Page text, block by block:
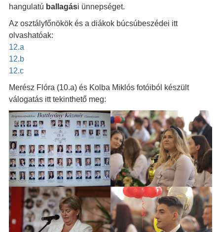
hangulatú ballagási ünnepséget.
Az osztályfőnökök és a diákok búcsúbeszédei itt
olvashatóak:
12.a
12.b
12.c
Merész Flóra (10.a) és Kolba Miklós fotóiból készült
válogatás itt tekinthető meg: